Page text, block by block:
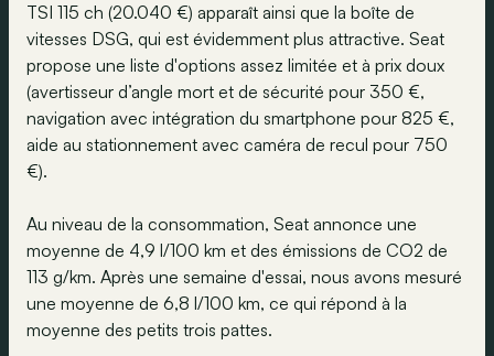
TSI 115 ch (20.040 €) apparaît ainsi que la boîte de
vitesses DSG, qui est évidemment plus attractive. Seat
propose une liste d'options assez limitée et à prix doux
(avertisseur d’angle mort et de sécurité pour 350 €,
navigation avec intégration du smartphone pour 825 €,
aide au stationnement avec caméra de recul pour 750
€).
Au niveau de la consommation, Seat annonce une
moyenne de 4,9 l/100 km et des émissions de CO2 de
113 g/km. Après une semaine d'essai, nous avons mesuré
une moyenne de 6,8 l/100 km, ce qui répond à la
moyenne des petits trois pattes.